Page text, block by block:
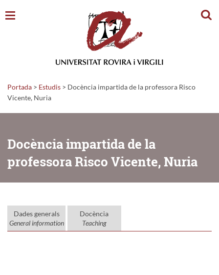
Portada > Estudis > Docència impartida de la professora Risco
Vicente, Nuria
Docència impartida de la
professora Risco Vicente, Nuria
Dades generals
General information
Docència
Teaching